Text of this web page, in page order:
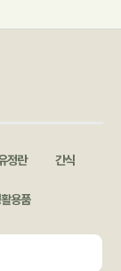
정란 간식
용품
건강식품/꿀